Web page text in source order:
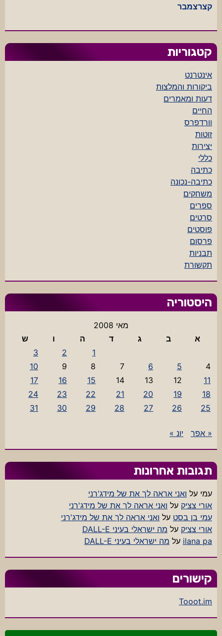
קצרצמבר
קטגוריות
אינטרנט
ביקורות והמלצות
דעות ומאמרים
החיים
וורדפרס
זוטות
יצירות
כללי
כתיבה
כתיבה-נכונה
משחקים
ספרים
סרטים
פוסטים
פרסום
תבניות
תקשורת
היסטוריה
מאי 2008
א
ב ג ד ה ו
ש
1
2
3
4
5
6
7
8
9
10
11
12
13
14
15
16
17
18
19
20
21
22
23
24
25
26
27
28
29
30
31
« אפר יונ »
תגובות אחרונות
עמי על ואני אראה לך את של מידג'רני
אורי צציק על ואני אראה לך את של מידג'רני
עמי בן בסט על ואני אראה לך את של מידג'רני
אורי צציק על מה ישראלי בעיני DALL-E
ilana pa על מה ישראלי בעיני DALL-E
קישורים
Tooot.im